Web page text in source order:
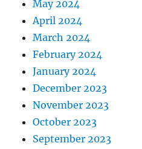
May 2024
April 2024
March 2024
February 2024
January 2024
December 2023
November 2023
October 2023
September 2023